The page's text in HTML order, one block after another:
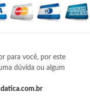
para você, por este
dúvida ou algum